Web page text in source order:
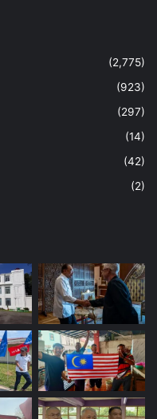
(2,775)
(923)
(297)
(14)
(42)
(2)